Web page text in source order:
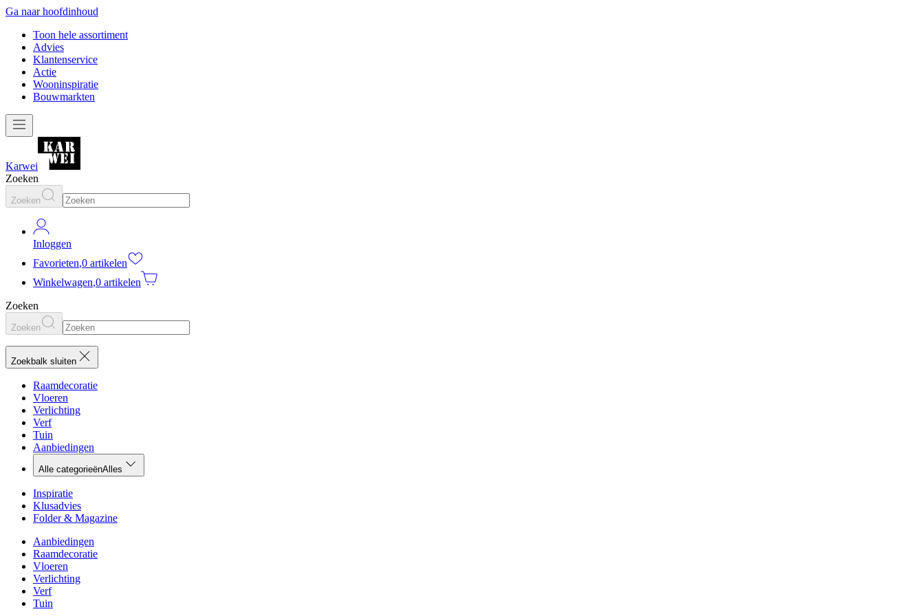
Ga naar hoofdinhoud
Toon hele assortiment
Advies
Klantenservice
Actie
Wooninspiratie
Bouwmarkten
Karwei
Zoeken
Zoeken
Inloggen
Favorieten,0 artikelen
Winkelwagen,0 artikelen
Zoeken
Zoeken
Zoekbalk sluiten
Raamdecoratie
Vloeren
Verlichting
Verf
Tuin
Aanbiedingen
Alle categorieënAlles
Inspiratie
Klusadvies
Folder & Magazine
Aanbiedingen
Raamdecoratie
Vloeren
Verlichting
Verf
Tuin